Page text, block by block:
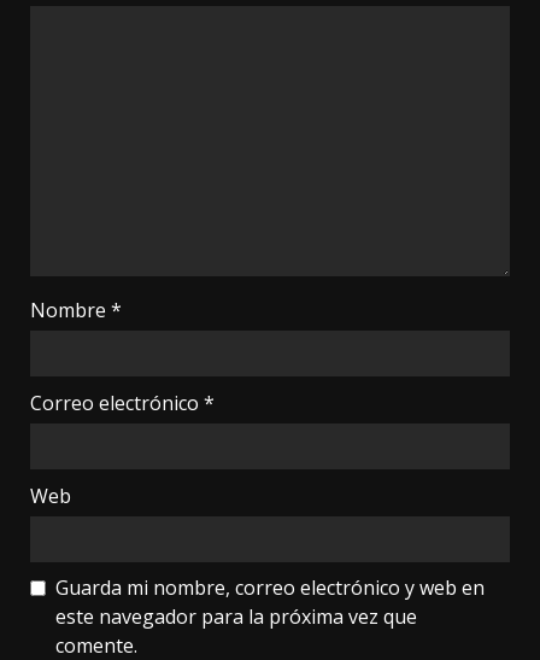
Nombre *
Correo electrónico *
Web
Guarda mi nombre, correo electrónico y web en
este navegador para la próxima vez que
comente.